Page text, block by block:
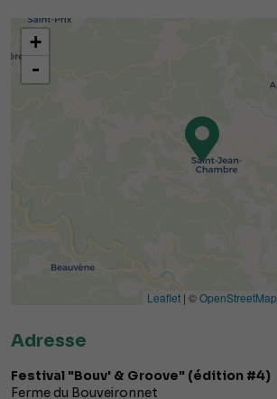
+
-
Leaflet | ©OpenStreetMap
Adresse
Festival "Bouv' & Groove" (édition #4)
Ferme du Bouveironnet